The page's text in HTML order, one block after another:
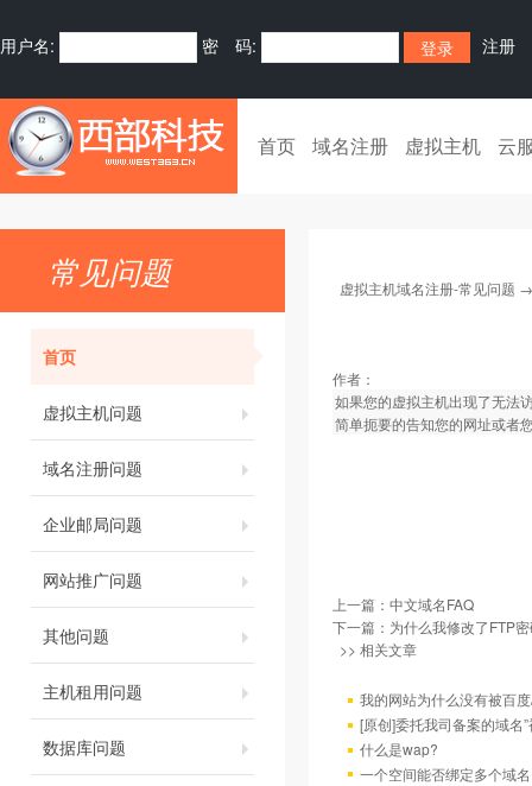
用户名: 密 码: 注册
首页 域名注册 虚拟主机 云
常见问题
首页
虚拟主机问题
域名注册问题
企业邮局问题
网站推广问题
其他问题
主机租用问题
数据库问题
虚拟主机域名注册-常见问题
作者：
如果您的虚拟主机出现了无法
简单扼要的告知您的网址或者
上一篇： 中文域名FAQ
下一篇： 为什么我修改了FTP
>> 相关文章
我的网站为什么没有被百
[原创]委托我司备案的域名
什么是wap?
一个空间能否绑定多个域